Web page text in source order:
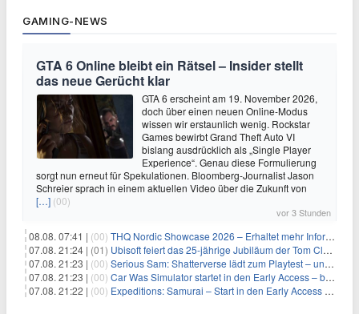
GAMING-NEWS
GTA 6 Online bleibt ein Rätsel – Insider stellt
das neue Gerücht klar
GTA 6 erscheint am 19. November 2026,
doch über einen neuen Online-Modus
wissen wir erstaunlich wenig. Rockstar
Games bewirbt Grand Theft Auto VI
bislang ausdrücklich als „Single Player
Experience“. Genau diese Formulierung
sorgt nun erneut für Spekulationen. Bloomberg-Journalist Jason
Schreier sprach in einem aktuellen Video über die Zukunft von
[…] (00)
vor 3 Stunden
08.08. 07:41 | (00) THQ Nordic Showcase 2026 – Erhaltet mehr Informationen
07.08. 21:24 | (01) Ubisoft feiert das 25-jährige Jubiläum der Tom Clancy’s Ghost Recon-Reihe
07.08. 21:23 | (00) Serious Sam: Shatterverse lädt zum Playtest – und erscheint schon bald!
07.08. 21:23 | (00) Car Was Simulator startet in den Early Access – bald gehts los!
07.08. 21:22 | (00) Expeditions: Samurai – Start in den Early Access ab heute im feudalen Japan